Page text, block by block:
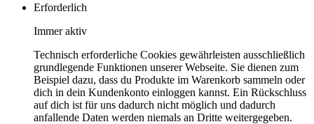
Erforderlich
Immer aktiv
Technisch erforderliche Cookies gewährleisten ausschließlich
grundlegende Funktionen unserer Webseite. Sie dienen zum
Beispiel dazu, dass du Produkte im Warenkorb sammeln oder
dich in dein Kundenkonto einloggen kannst. Ein Rückschluss
auf dich ist für uns dadurch nicht möglich und dadurch
anfallende Daten werden niemals an Dritte weitergegeben.